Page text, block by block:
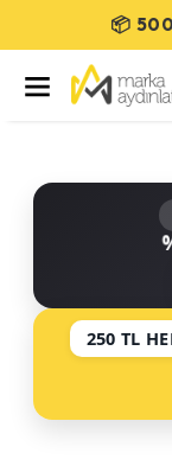
📦
250 TL